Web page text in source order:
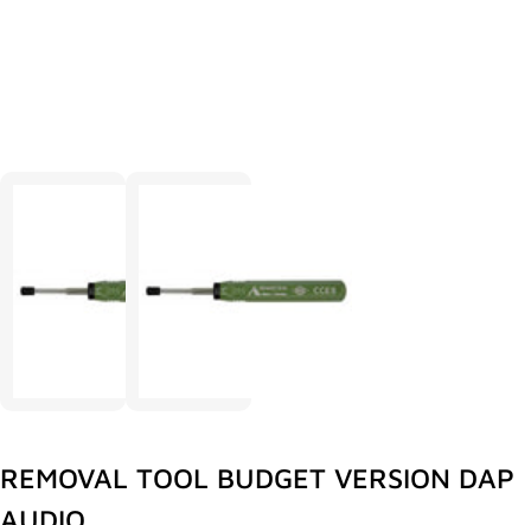
REMOVAL TOOL BUDGET VERSION DAP